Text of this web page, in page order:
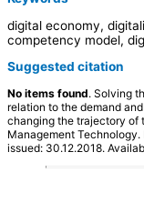
digital economy,
competency model,
Suggested citation
No items found. Solving
relation to the demand
changing the trajectory of
Management
issued: 30.12.2018.